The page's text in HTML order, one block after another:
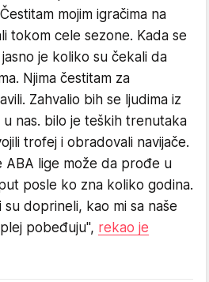
mojim igračima na
tokom cele sezone. Kada se
je koliko su čekali da
Njima čestitam za
Zahvalio bih se ljudima iz
nas. bilo je teških trenutaka
trofej i obradovali navijače.
ABA lige može da prođe u
posle ko zna koliko godina.
doprineli, kao mi sa naše
pobeđuju", rekao je